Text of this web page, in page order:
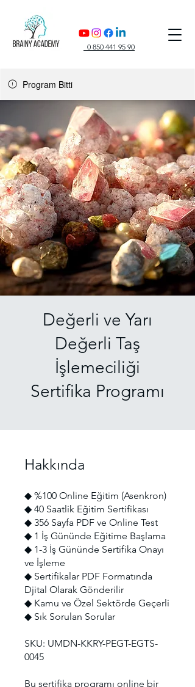
0 850 441 95 90
Program Bitti
Değerli ve Yarı
Değerli Taş
İşlemeciliği
Sertifika Programı
Hakkında
◆ %100 Online Eğitim (Asenkron)
◆ 40 Saatlik Eğitim Sertifikası
◆ 356 Sayfa PDF ve Online Test
◆ 1 İş Gününde Eğitime Başlama
◆ 1-3 İş Gününde Sertifika Onayı
ve İşleme
◆ Sertifikalar PDF Formatında
Djital Olarak Gönderilir
◆ Kamu ve Özel Sektörde Geçerli
◆ Sık Sorulan Sorular
SKU: UMDN-KKRY-PEGT-EGTS-
0045
Bu sertifika programı online bir